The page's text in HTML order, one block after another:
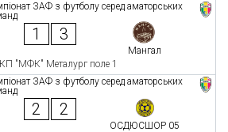
ЗАФ з футболу серед аматорських
1 3
Мангал
КП "МФК" Металург поле 1
ЗАФ з футболу серед аматорських
2 2
ОСДЮСШОР 05